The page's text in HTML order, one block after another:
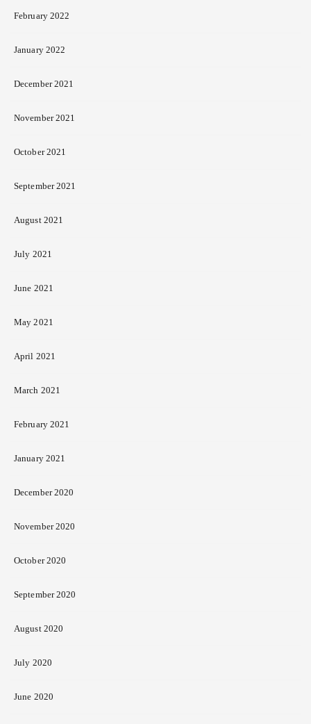
February 2022
January 2022
December 2021
November 2021
October 2021
September 2021
August 2021
July 2021
June 2021
May 2021
April 2021
March 2021
February 2021
January 2021
December 2020
November 2020
October 2020
September 2020
August 2020
July 2020
June 2020